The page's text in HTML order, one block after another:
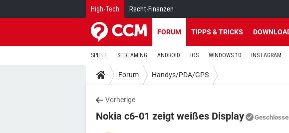
High-Tech Recht-Finanzen
FORUM TIPPS & TRICKS
SPIELE STREAMING ANDROID IOS WINDOWS 10 INSTAGRAM
Forum Handys/PDA/GPS
Vorherige
Nokia c6-01 zeigt weißes Display